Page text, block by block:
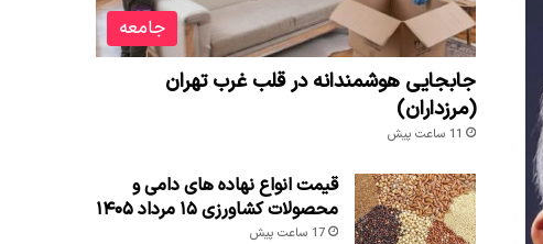
جامعه
جابجایی هوشمندانه در قلب غرب تهران
(مرزداران)
11 ساعت پیش
قیمت انواع نهاده های دامی و
محصولات کشاورزی ۱۵ مرداد ۱۴۰۵
17 ساعت پیش